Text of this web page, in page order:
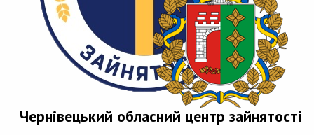
Чернівецький обласний центр зайнятості